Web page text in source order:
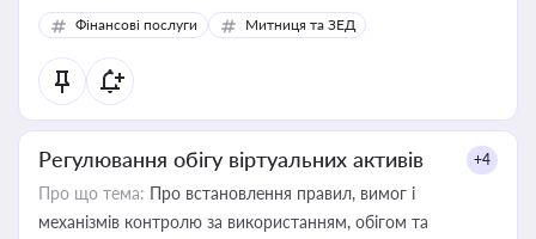
Фінансові послуги Митниця та ЗЕД
Регулювання обігу віртуальних активів +4
Про що тема: Про встановлення правил, вимог і
механізмів контролю за використанням, обігом та